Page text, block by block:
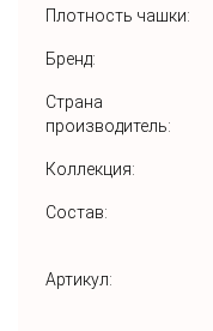
Плотность чашки:
Бренд:
Страна
производитель:
Коллекция:
Состав:
Артикул: